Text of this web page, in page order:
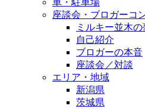
車・駐車場
座談会・ブロガーコ
ミルキー並木
自己紹介
ブロガーの本音
座談会／対談
エリア・地域
新潟県
茨城県